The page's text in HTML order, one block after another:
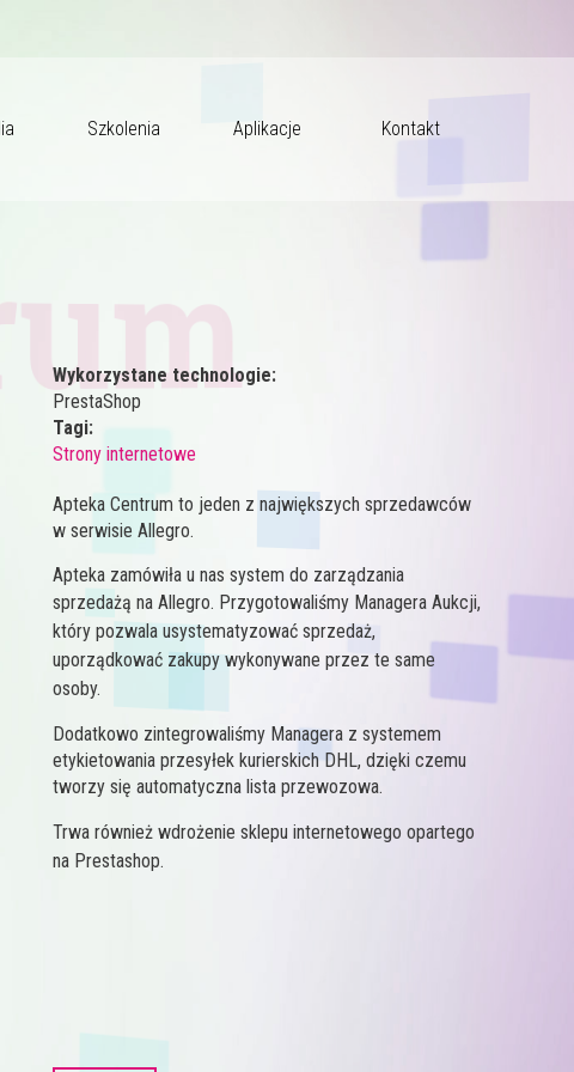
Szkolenia Aplikacje Kontakt
Wykorzystane technologie:
PrestaShop
Tagi:
Strony internetowe
Apteka Centrum to jeden z największych sprzedawców
w serwisie Allegro.
Apteka zamówiła u nas system do zarządzania
sprzedażą na Allegro. Przygotowaliśmy Managera Aukcji,
który pozwala usystematyzować sprzedaż,
uporządkować zakupy wykonywane przez te same
osoby.
Dodatkowo zintegrowaliśmy Managera z systemem
etykietowania przesyłek kurierskich DHL, dzięki czemu
tworzy się automatyczna lista przewozowa.
Trwa również wdrożenie sklepu internetowego opartego
na Prestashop.